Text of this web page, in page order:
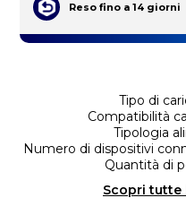
Tipo di
Compatibilità
Tipologia
Numero di dispositivi
Quantità di
Scopri tutte
Reso fino a 14 giorni